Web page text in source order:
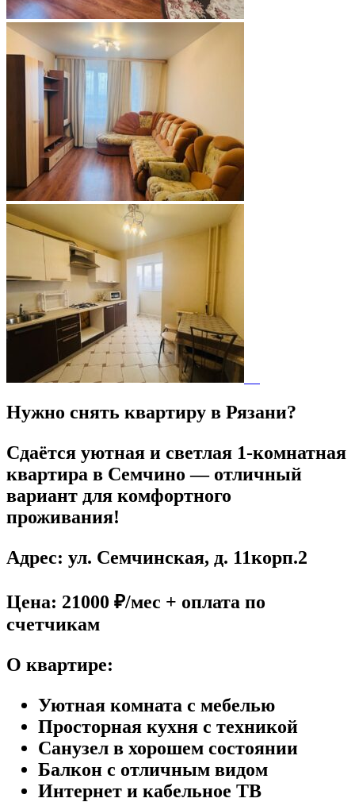
Нужно снять квартиру в Рязани?
Сдаётся уютная и светлая 1-комнатная
квартира в Семчино — отличный
вариант для комфортного
проживания!
Адрес: ул. Семчинская, д. 11корп.2
Цена: 21000 ₽/мес + оплата по
счетчикам
О квартире:
Уютная комната с мебелью
Просторная кухня с техникой
Санузел в хорошем состоянии
Балкон с отличным видом
Интернет и кабельное ТВ